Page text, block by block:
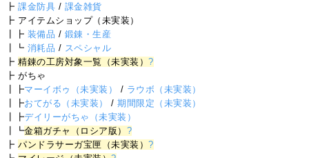
┣課金防具 / 課金雑貨
┣ アイテムショップ（未実装）
┃┣ 装備品 / 鍛錬・生産
┃┗ 消耗品 / スペシャル
┣精錬の工房対象一覧（未実装）?
┣ がちゃ
┃┣マーイボゥ（未実装） / ラウボ（未実装）
┃┣おてがる（未実装） /期間限定（未実装）
┃┣デイリーがちゃ（未実装）
┃┗金箱ガチャ（ロシア版） ?
┣パンドラサーガ宝匣（未実装）?